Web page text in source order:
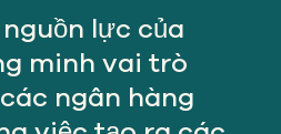
lực của
minh vai trò
ngân hàng